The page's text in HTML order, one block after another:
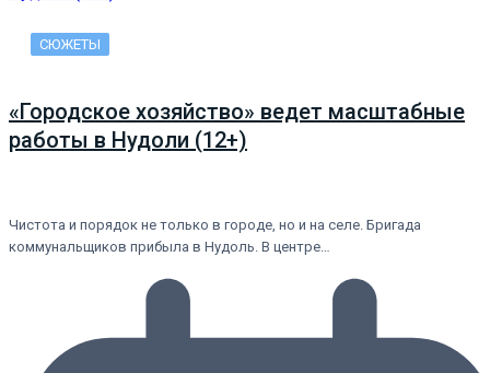
СЮЖЕТЫ
«Городское хозяйство» ведет масштабные
работы в Нудоли (12+)
Чистота и порядок не только в городе, но и на селе. Бригада
коммунальщиков прибыла в Нудоль. В центре…